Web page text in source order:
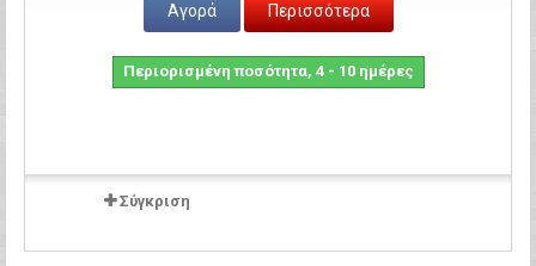
Αγορά Περισσότερα
Περιορισμένη ποσότητα, 4 - 10 ημέρες
Σύγκριση